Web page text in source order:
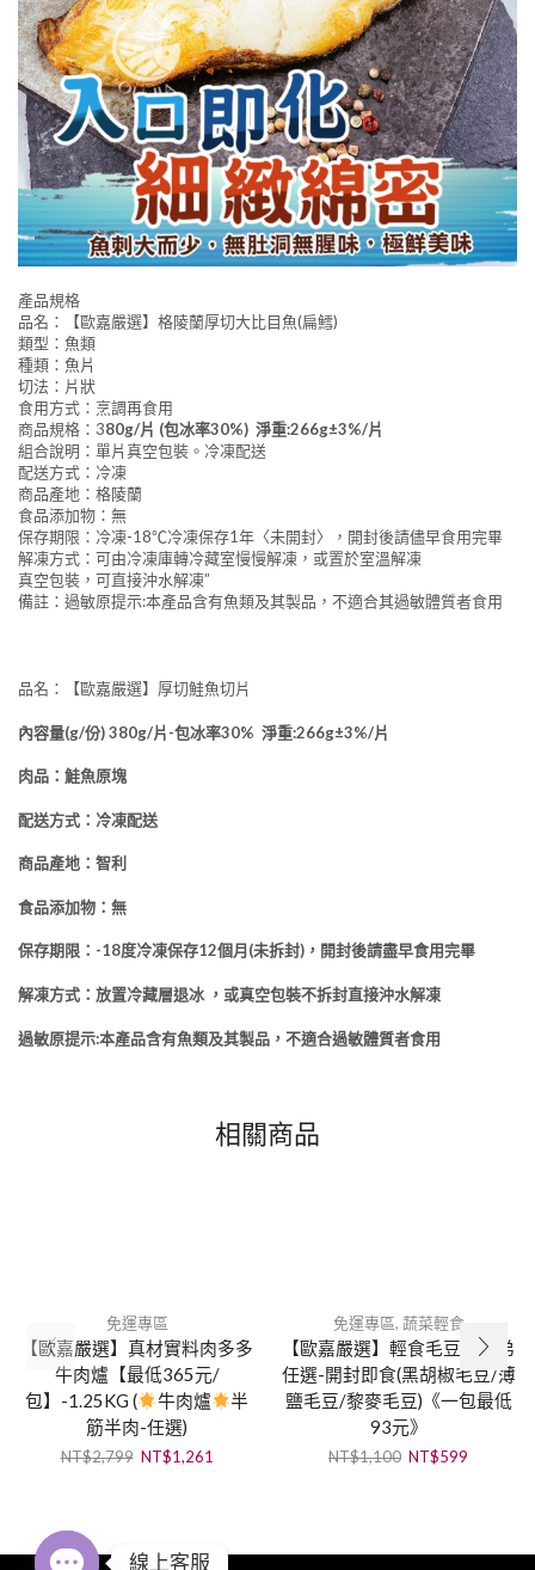
產品規格
品名：【歐嘉嚴選】格陵蘭厚切大比目魚(扁鱈)
類型：魚類
種類：魚片
切法：片狀
食用方式：烹調再食用
商品規格：380g/片 (包冰率30%) 淨重:266g±3%/片
組合說明：單片真空包裝。冷凍配送
配送方式：冷凍
商品產地：格陵蘭
食品添加物：無
保存期限：冷凍-18℃冷凍保存1年〈未開封〉，開封後請儘早食用完畢
解凍方式：可由冷凍庫轉冷藏室慢慢解凍，或置於室溫解凍
真空包裝，可直接沖水解凍”
備註：過敏原提示:本產品含有魚類及其製品，不適合其過敏體質者食用
品名：【歐嘉嚴選】厚切鮭魚切片
內容量(g/份)380g/片-包冰率30% 淨重:266g±3%/片
肉品：鮭魚原塊
配送方式：冷凍配送
商品產地：智利
食品添加物：無
保存期限：-18度冷凍保存12個月(未拆封)，開封後請盡早食用完畢
解凍方式：放置冷藏層退冰 ，或真空包裝不拆封直接沖水解凍
過敏原提示:本產品含有魚類及其製品，不適合過敏體質者食用
相關商品
免運專區
【歐嘉嚴選】真材實料肉多多
牛肉爐【最低365元/
包】-1.25KG (
牛肉爐
半
筋半肉-任選)
NT$2,799 NT$1,261
免運專區, 蔬菜輕食
【歐嘉嚴選】輕食毛豆三兄弟
任選-開封即食(黑胡椒毛豆/薄
鹽毛豆/黎麥毛豆)《一包最低
93元》
NT$1,100 NT$599
線上客服